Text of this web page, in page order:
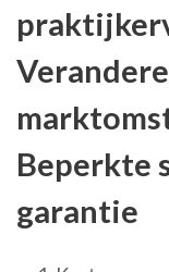
Beperkte
garantie